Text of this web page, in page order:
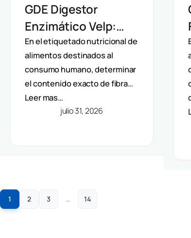
GDE Digestor
Enzimático Velp:
Incubación
Controlada Para
Fibra Dietética
(AOAC)
En el etiquetado nutricional de
alimentos destinados al
consumo humano, determinar
el contenido exacto de fibra…
Leer mas…
julio 31, 2026
1 2 3 … 14